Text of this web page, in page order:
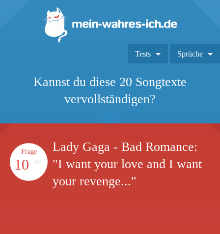
Tests Sprüche
Kannst du diese 20 Songtexte
vervollständigen?
Frage
10 /21
Lady Gaga - Bad Romance:
"I want your love and I want
your revenge..."